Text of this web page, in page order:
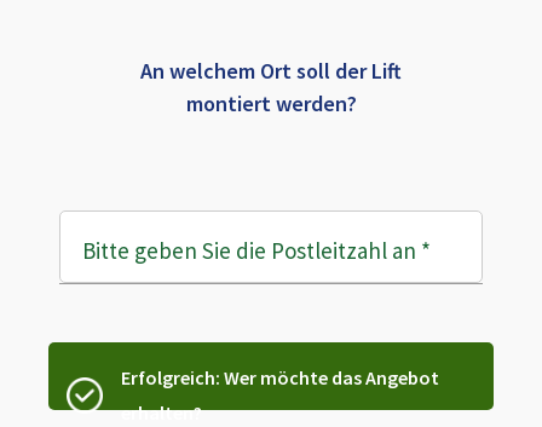
An welchem Ort soll der Lift
montiert werden?
Bitte geben Sie die Postleitzahl an *
Erfolgreich: Wer möchte das Angebot
erhalten?